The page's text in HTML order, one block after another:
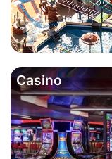
Casino